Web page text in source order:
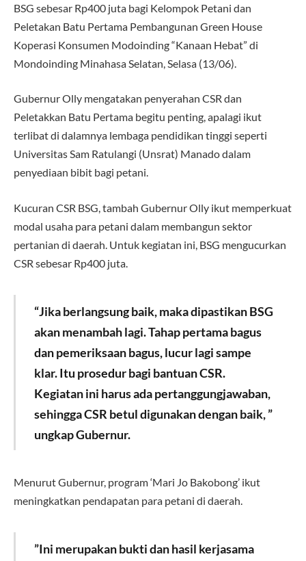
BSG sebesar Rp400 juta bagi Kelompok Petani dan
Peletakan Batu Pertama Pembangunan Green House
Koperasi Konsumen Modoinding “Kanaan Hebat” di
Mondoinding Minahasa Selatan, Selasa (13/06).
Gubernur Olly mengatakan penyerahan CSR dan
Peletakkan Batu Pertama begitu penting, apalagi ikut
terlibat di dalamnya lembaga pendidikan tinggi seperti
Universitas Sam Ratulangi (Unsrat) Manado dalam
penyediaan bibit bagi petani.
Kucuran CSR BSG, tambah Gubernur Olly ikut memperkuat
modal usaha para petani dalam membangun sektor
pertanian di daerah. Untuk kegiatan ini, BSG mengucurkan
CSR sebesar Rp400 juta.
“Jika berlangsung baik, maka dipastikan BSG
akan menambah lagi. Tahap pertama bagus
dan pemeriksaan bagus, lucur lagi sampe
klar. Itu prosedur bagi bantuan CSR.
Kegiatan ini harus ada pertanggungjawaban,
sehingga CSR betul digunakan dengan baik, ”
ungkap Gubernur.
Menurut Gubernur, program ‘Mari Jo Bakobong’ ikut
meningkatkan pendapatan para petani di daerah.
”Ini merupakan bukti dan hasil kerjasama